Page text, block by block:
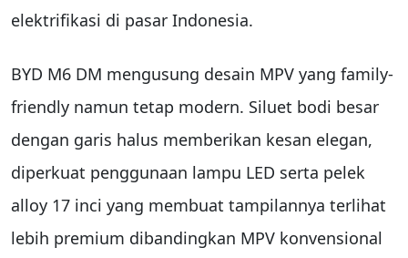
elektrifikasi di pasar Indonesia.
BYD M6 DM mengusung desain MPV yang family-
friendly namun tetap modern. Siluet bodi besar
dengan garis halus memberikan kesan elegan,
diperkuat penggunaan lampu LED serta pelek
alloy 17 inci yang membuat tampilannya terlihat
lebih premium dibandingkan MPV konvensional